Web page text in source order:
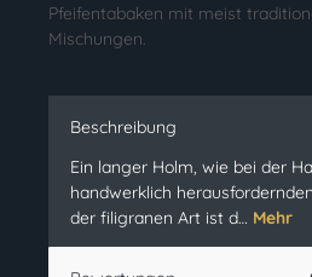
Pfeifentabaken mit meist
Mischungen.
Beschreibung
Ein langer Holm, wie bei der
handwerklich
der filigranen Art ist d… Mehr